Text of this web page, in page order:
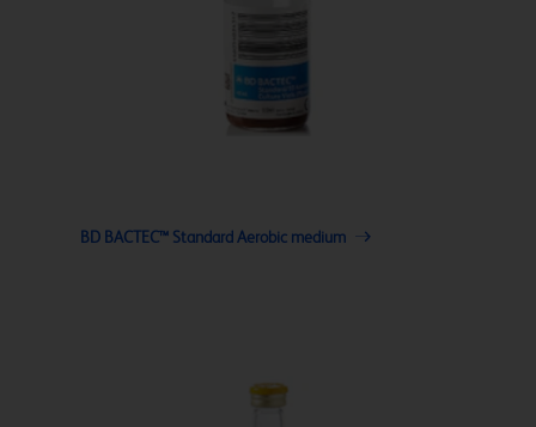
BD BACTEC™ Standard Aerobic medium